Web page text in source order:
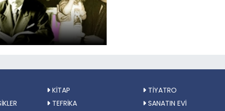
KİTAP
TİYATRO
TEFRİKA
SANATIN EVİ